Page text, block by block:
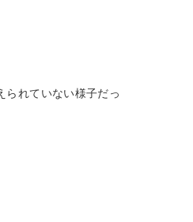
られていない様子だっ